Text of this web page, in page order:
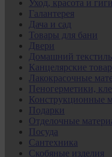
Уход, красота и
Галантерея
Дача и сад
Товары для бани
Двери
Домашний текстиль
Канцелярские
Лакокрасочные
Пеногерметики,
Конструкционные
Подарки
Отделочные
Посуда
Сантехника
Скобяные изделия